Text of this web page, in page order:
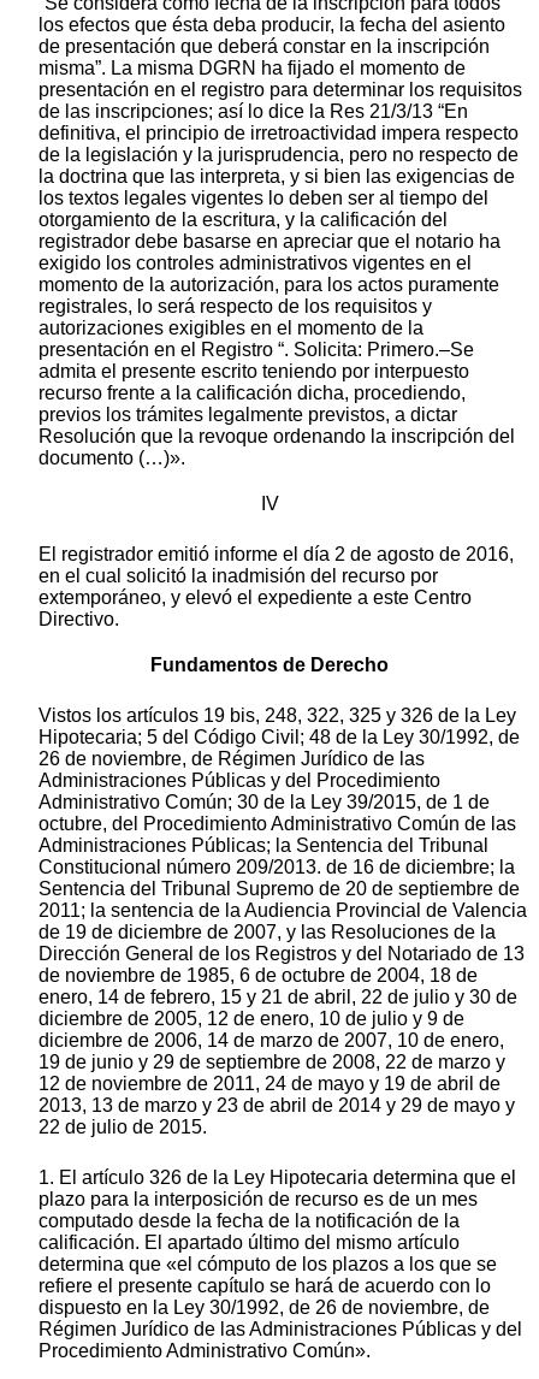
los efectos que ésta deba producir, la fecha del asiento
de presentación que deberá constar en la inscripción
misma”. La misma DGRN ha fijado el momento de
presentación en el registro para determinar los requisitos
de las inscripciones; así lo dice la Res 21/3/13 “En
definitiva, el principio de irretroactividad impera respecto
de la legislación y la jurisprudencia, pero no respecto de
la doctrina que las interpreta, y si bien las exigencias de
los textos legales vigentes lo deben ser al tiempo del
otorgamiento de la escritura, y la calificación del
registrador debe basarse en apreciar que el notario ha
exigido los controles administrativos vigentes en el
momento de la autorización, para los actos puramente
registrales, lo será respecto de los requisitos y
autorizaciones exigibles en el momento de la
presentación en el Registro “. Solicita: Primero.–Se
admita el presente escrito teniendo por interpuesto
recurso frente a la calificación dicha, procediendo,
previos los trámites legalmente previstos, a dictar
Resolución que la revoque ordenando la inscripción del
documento (…)».
IV
El registrador emitió informe el día 2 de agosto de 2016,
en el cual solicitó la inadmisión del recurso por
extemporáneo, y elevó el expediente a este Centro
Directivo.
Fundamentos de Derecho
Vistos los artículos 19 bis, 248, 322, 325 y 326 de la Ley
Hipotecaria; 5 del Código Civil; 48 de la Ley 30/1992, de
26 de noviembre, de Régimen Jurídico de las
Administraciones Públicas y del Procedimiento
Administrativo Común; 30 de la Ley 39/2015, de 1 de
octubre, del Procedimiento Administrativo Común de las
Administraciones Públicas; la Sentencia del Tribunal
Constitucional número 209/2013. de 16 de diciembre; la
Sentencia del Tribunal Supremo de 20 de septiembre de
2011; la sentencia de la Audiencia Provincial de Valencia
de 19 de diciembre de 2007, y las Resoluciones de la
Dirección General de los Registros y del Notariado de 13
de noviembre de 1985, 6 de octubre de 2004, 18 de
enero, 14 de febrero, 15 y 21 de abril, 22 de julio y 30 de
diciembre de 2005, 12 de enero, 10 de julio y 9 de
diciembre de 2006, 14 de marzo de 2007, 10 de enero,
19 de junio y 29 de septiembre de 2008, 22 de marzo y
12 de noviembre de 2011, 24 de mayo y 19 de abril de
2013, 13 de marzo y 23 de abril de 2014 y 29 de mayo y
22 de julio de 2015.
1. El artículo 326 de la Ley Hipotecaria determina que el
plazo para la interposición de recurso es de un mes
computado desde la fecha de la notificación de la
calificación. El apartado último del mismo artículo
determina que «el cómputo de los plazos a los que se
refiere el presente capítulo se hará de acuerdo con lo
dispuesto en la Ley 30/1992, de 26 de noviembre, de
Régimen Jurídico de las Administraciones Públicas y del
Procedimiento Administrativo Común».